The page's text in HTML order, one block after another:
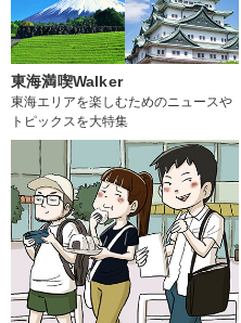
東海満喫Walker
東海エリアを楽しむためのニュースや
トピックスを大特集